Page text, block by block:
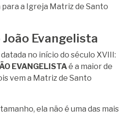
a Igreja Matriz de Santo
João Evangelista
no início do século XVIII:
EVANGELISTAé a maior de
vem a Matriz de Santo
ela não é uma das mais